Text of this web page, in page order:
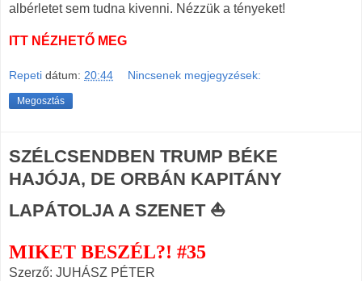
albérletet sem tudna kivenni. Nézzük a tényeket!
ITT NÉZHETŐ MEG
Repeti dátum: 20:44 Nincsenek megjegyzések:
Megosztás
SZÉLCSENDBEN TRUMP BÉKE
HAJÓJA, DE ORBÁN KAPITÁNY
LAPÁTOLJA A SZENET ⛵
MIKET BESZÉL?! #35
Szerző: JUHÁSZ PÉTER